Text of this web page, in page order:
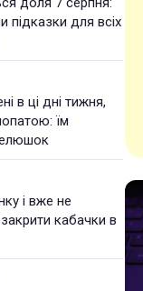
підказки для всіх
в ці дні тижня,
їм
і вже не
кабачки в